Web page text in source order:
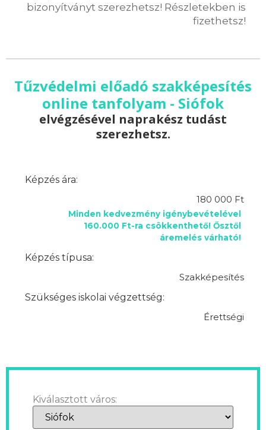
bizonyítványt szerezhetsz! Részletekben is
fizethetsz!
Tűzvédelmi előadó szakképesítés
online tanfolyam - Siófok
elvégzésével naprakész tudást
szerezhetsz.
Képzés ára:
180 000 Ft
Minden kedvezmény igénybevételével
160.000 Ft-ra csökkenthető! Ősztől
áremelés várható!
Képzés típusa:
Szakképesítés
Szükséges iskolai végzettség:
Érettségi
Kiválasztott város: